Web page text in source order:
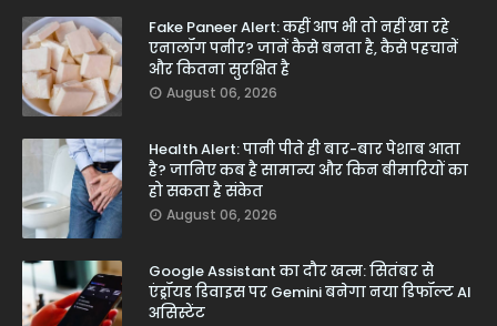
Fake Paneer Alert: कहीं आप भी तो नहीं खा रहे
एनालॉग पनीर? जानें कैसे बनता है, कैसे पहचानें
और कितना सुरक्षित है
August 06, 2026
Health Alert: पानी पीते ही बार-बार पेशाब आता
है? जानिए कब है सामान्य और किन बीमारियों का
हो सकता है संकेत
August 06, 2026
Google Assistant का दौर खत्म: सितंबर से
एंड्रॉयड डिवाइस पर Gemini बनेगा नया डिफॉल्ट AI
असिस्टेंट